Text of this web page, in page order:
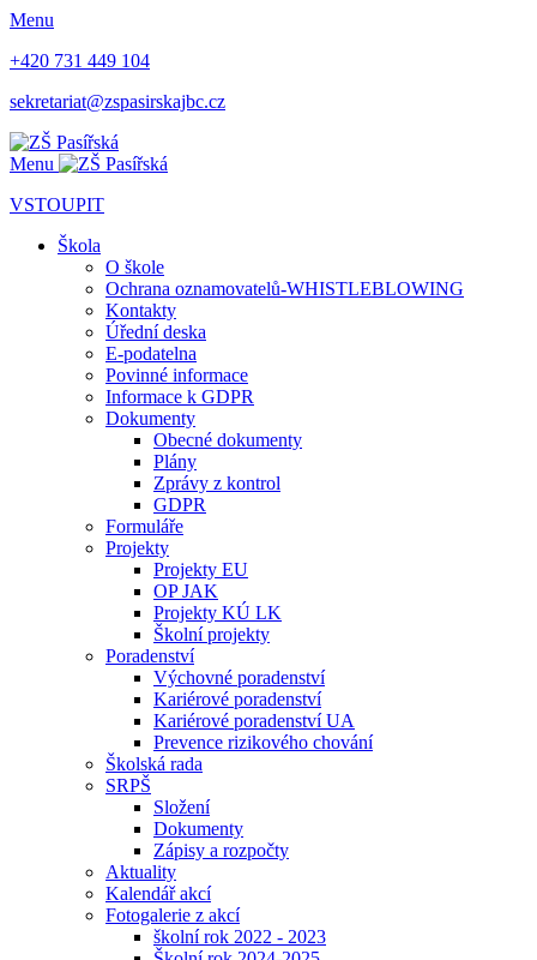
Menu
+420 731 449 104
sekretariat@zspasirskajbc.cz
Menu
VSTOUPIT
Škola
O škole
Ochrana oznamovatelů-WHISTLEBLOWING
Kontakty
Úřední deska
E-podatelna
Povinné informace
Informace k GDPR
Dokumenty
Obecné dokumenty
Plány
Zprávy z kontrol
GDPR
Formuláře
Projekty
Projekty EU
OP JAK
Projekty KÚ LK
Školní projekty
Poradenství
Výchovné poradenství
Kariérové poradenství
Kariérové poradenství UA
Prevence rizikového chování
Školská rada
SRPŠ
Složení
Dokumenty
Zápisy a rozpočty
Aktuality
Kalendář akcí
Fotogalerie z akcí
školní rok 2022 - 2023